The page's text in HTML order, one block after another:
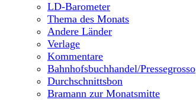
LD-Barometer
Thema des Monats
Andere Länder
Verlage
Kommentare
Bahnhofsbuchhandel/Pressegrosso
Durchschnittsbon
Bramann zur Monatsmitte